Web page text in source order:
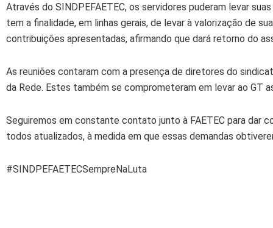
Através do SINDPEFAETEC, os servidores puderam levar
tem a finalidade, em linhas gerais, de levar à valorização de
contribuições apresentadas, afirmando que dará retorno do
As reuniões contaram com a presença de diretores do
da Rede. Estes também se comprometeram em levar ao GT
Seguiremos em constante contato junto à FAETEC para dar
todos atualizados, à medida em que essas demandas
#SINDPEFAETECSempreNaLuta